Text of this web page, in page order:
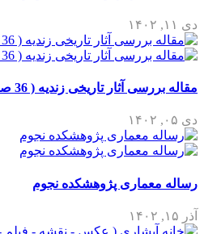
دی ۱۱, ۱۴۰۲
مقاله بررسی آثار تاریخی زندیه ( 36 صفحه )
دی ۰۵, ۱۴۰۲
رساله معماری پژوهشکده نجوم
آذر ۱۵, ۱۴۰۲